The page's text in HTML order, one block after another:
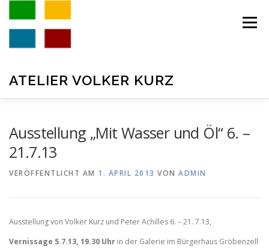
Inhalt
springen
ATELIER VOLKER KURZ
Menü
Ausstellung „Mit Wasser und Öl“ 6. –
21.7.13
VERÖFFENTLICHT AM 1. APRIL 2013 VON ADMIN
Ausstellung von Volker Kurz und Peter Achilles 6. – 21. 7.13,
Vernissage 5.7.13, 19.30 Uhr in der Galerie im Bürgerhaus Gröbenzell